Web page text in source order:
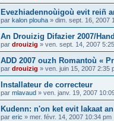
Evezhiadennoùigoù evit reiñ
par kalon plouha » dim. sept. 16, 2007
An Drouizig Difazier 2007/
par drouizig » ven. sept. 14, 2007
ADD 2007 ouzh Romantoù «
par drouizig » ven. juin 15, 2007 2:35
Installateur de correcteur
par mlavaud » ven. janv. 19, 2007
Kudenn: n'on ket evit lakaat
par eric » mer. févr. 14, 2007 10:34 pm